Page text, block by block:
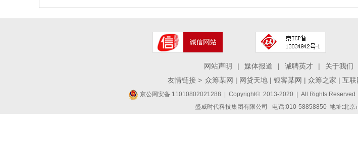
网站声明 | 媒体报道 | 诚聘英才 | 关于我们
友情链接 > 众筹某网 | 网贷天地 | 银客某网 | 众筹之家 | 互联
京公网安备 11010802021288 | Copyright© 2013-2020 | All Rights Reserved
盛威时代科技集团有限公司 电话:010-58858850 地址:北京